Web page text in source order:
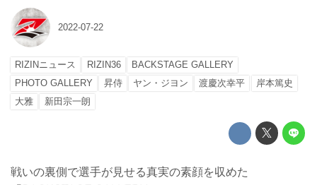
2022-07-22
RIZINニュース RIZIN36
BACKSTAGE GALLERY
PHOTO GALLERY
昇侍 ヤン・ジヨン 渡慶次幸平
岸本篤史
大雅
新田宗一朗
戦いの裏側で選手が見せる真実の素顔を収めた